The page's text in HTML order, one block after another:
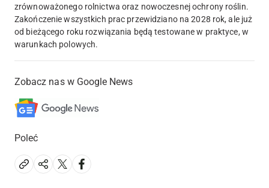
zrównoważonego rolnictwa oraz nowoczesnej ochrony roślin.
Zakończenie wszystkich prac przewidziano na 2028 rok, ale już
od bieżącego roku rozwiązania będą testowane w praktyce, w
warunkach polowych.
Zobacz nas w Google News
Poleć